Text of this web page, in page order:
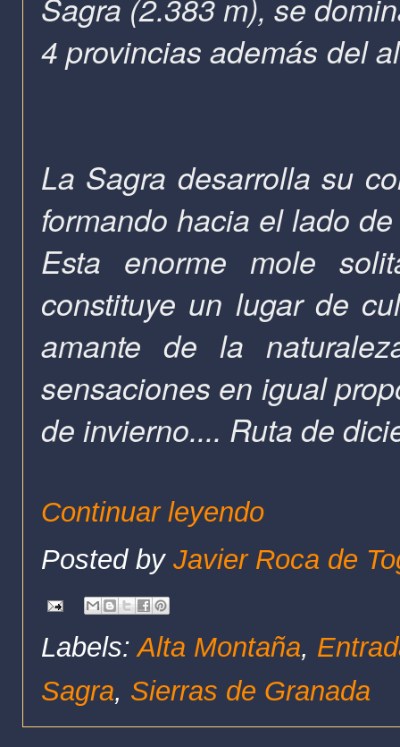
Sagra (2.383 m), se
4 provincias además del
La Sagra desarrolla su
formando hacia el lado
Esta enorme mole
constituye un lugar de
amante de la
sensaciones en igual
de invierno.... Ruta de
Continuar leyendo
Posted by Javier Roca de
Labels:Alta Montaña,
Sagra, Sierras de Granada